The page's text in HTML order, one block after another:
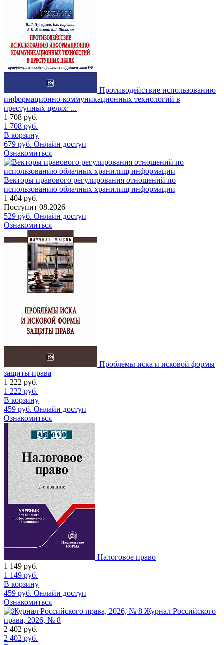
Противодействие использованию
информационно-коммуникационных технологий в
преступных целях: ...
1 708 руб.
1 708 руб.
В корзину
679 руб. Онлайн доступ
Ознакомиться
Векторы правового регулирования отношений по
использованию облачных хранилищ информации
1 404 руб.
Поступит 08.2026
529 руб. Онлайн доступ
Ознакомиться
Проблемы иска и исковой формы
защиты права
1 222 руб.
1 222 руб.
В корзину
459 руб. Онлайн доступ
Ознакомиться
Налоговое право
1 149 руб.
1 149 руб.
В корзину
459 руб. Онлайн доступ
Ознакомиться
Журнал Российского
права, 2026, № 8
2 402 руб.
2 402 руб.